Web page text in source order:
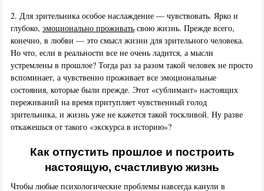
2. Для зрительника особое наслаждение — чувствовать. Ярко и
глубоко, эмоционально проживатьсвою жизнь. Прежде всего,
конечно, в любви — это смысл жизни для зрительного человека.
Но что, если в реальности все не очень ладится, а мысли
устремлены в прошлое? Тогда раз за разом такой человек не просто
вспоминает, а чувственно проживает все эмоциональные
состояния, которые были прежде. Этот «сублимант» настоящих
переживаний на время притупляет чувственный голод
зрительника, и жизнь уже не кажется такой тоскливой. Ну разве
откажешься от такого «экскурса в историю»?
Как отпустить прошлое и построить
настоящую, счастливую жизнь
Чтобы любые психологические проблемы навсегда канули в